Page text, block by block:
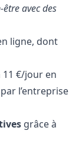
avec des
ligne, dont
11 €/jour en
l’entreprise
grâce à